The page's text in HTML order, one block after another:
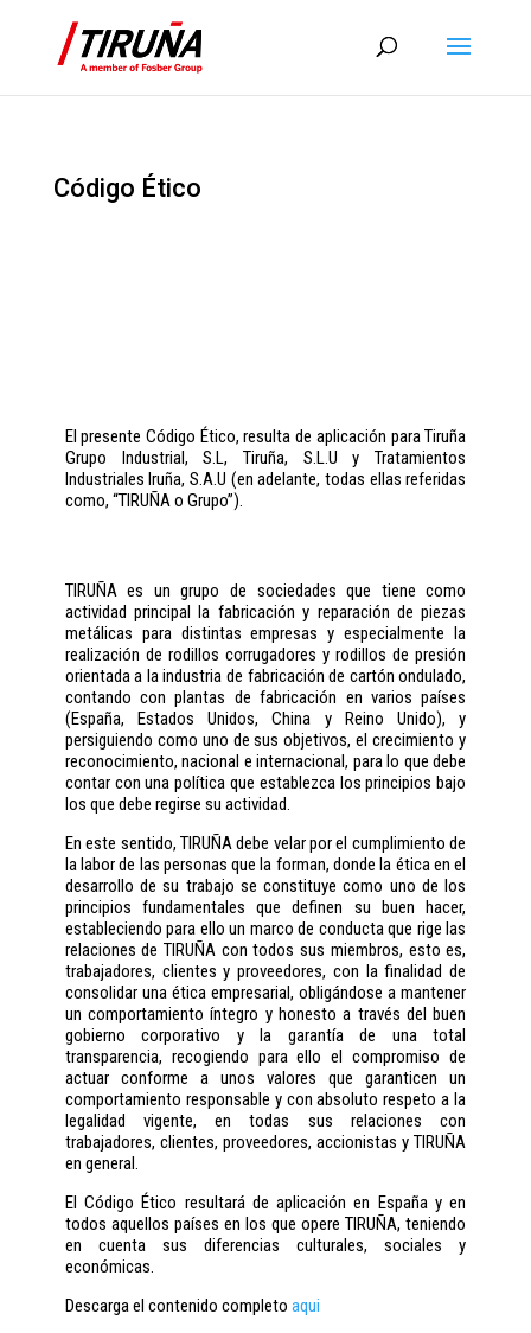
Código Ético
El presente Código Ético, resulta de aplicación para Tiruña
Grupo Industrial, S.L, Tiruña, S.L.U y Tratamientos
Industriales Iruña, S.A.U (en adelante, todas ellas referidas
como, “TIRUÑA o Grupo”).
TIRUÑA es un grupo de sociedades que tiene como
actividad principal la fabricación y reparación de piezas
metálicas para distintas empresas y especialmente la
realización de rodillos corrugadores y rodillos de presión
orientada a la industria de fabricación de cartón ondulado,
contando con plantas de fabricación en varios países
(España, Estados Unidos, China y Reino Unido), y
persiguiendo como uno de sus objetivos, el crecimiento y
reconocimiento, nacional e internacional, para lo que debe
contar con una política que establezca los principios bajo
los que debe regirse su actividad.
En este sentido, TIRUÑA debe velar por el cumplimiento de
la labor de las personas que la forman, donde la ética en el
desarrollo de su trabajo se constituye como uno de los
principios fundamentales que definen su buen hacer,
estableciendo para ello un marco de conducta que rige las
relaciones de TIRUÑA con todos sus miembros, esto es,
trabajadores, clientes y proveedores, con la finalidad de
consolidar una ética empresarial, obligándose a mantener
un comportamiento íntegro y honesto a través del buen
gobierno corporativo y la garantía de una total
transparencia, recogiendo para ello el compromiso de
actuar conforme a unos valores que garanticen un
comportamiento responsable y con absoluto respeto a la
legalidad vigente, en todas sus relaciones con
trabajadores, clientes, proveedores, accionistas y TIRUÑA
en general.
El Código Ético resultará de aplicación en España y en
todos aquellos países en los que opere TIRUÑA, teniendo
en cuenta sus diferencias culturales, sociales y
económicas.
Descarga el contenido completo aqui